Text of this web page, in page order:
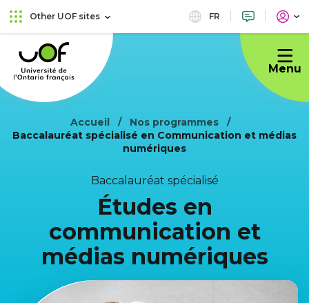
Skip
to
menu
Skip
to
Other UOF sites FR
Université
de
l'Ontario
français
Menu
Accueil
Nos programmes
Baccalauréat spécialisé en Communication et médias
numériques
Baccalauréat spécialisé
Études en
communication et
médias numériques